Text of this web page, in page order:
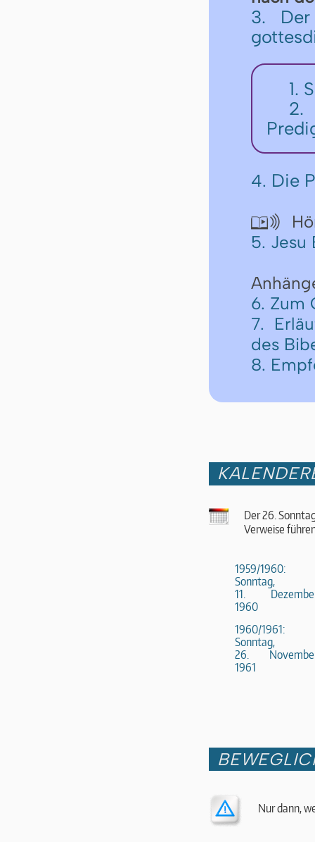
3.
1.
2.
4. Die

5. Jesu
6. Zum
7.
des
8.
Der 26.
Verweise
1959/1960:
Sonntag,
11.
1960
1960/1961:
Sonntag,
26.
1961
Nur dann,